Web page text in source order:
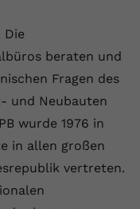
Die
beraten und
Fragen des
und Neubauten
wurde 1976 in
in allen großen
vertreten.
dies eingestellt
um die
verwendet, um
Cookie, um
zu sammeln,
ID zum
auf der Website